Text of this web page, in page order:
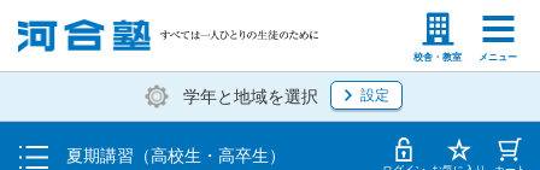
校舎・教室 メニュー
塾生の方 高等学校の先生
学年と地域を選択 設定
夏期講習（高校生・高卒生）
受講料・お申し込み方法
受講開始までの流れ
校舎・教室一覧